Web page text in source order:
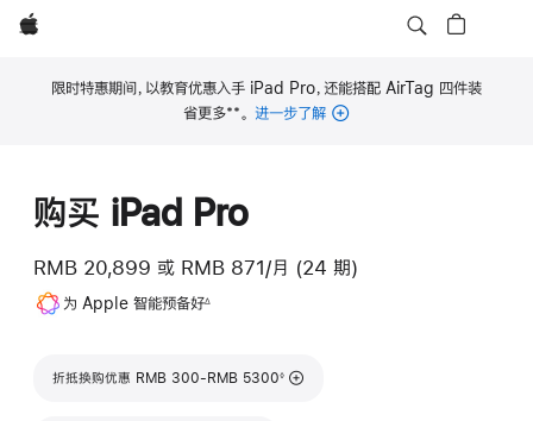
Apple
限时特惠期间，以教育优惠入手 iPad Pro，还能搭配 AirTag 四件装
省更多**。进一步了解
购买 iPad Pro
RMB 20,899 或 RMB 871/月 (24 期)
为 Apple 智能预备好∆
折抵换购优惠 RMB 300-RMB 5300
脚注
◊